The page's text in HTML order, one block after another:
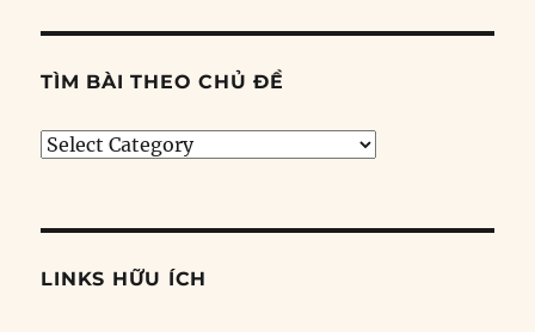
TÌM BÀI THEO CHỦ ĐỀ
Tìm
đề
LINKS HỮU ÍCH